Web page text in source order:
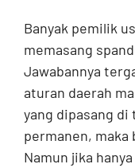
Banyak pemilik
memasang
Jawabannya
aturan daerah
yang dipasang
permanen, maka
Namun jika